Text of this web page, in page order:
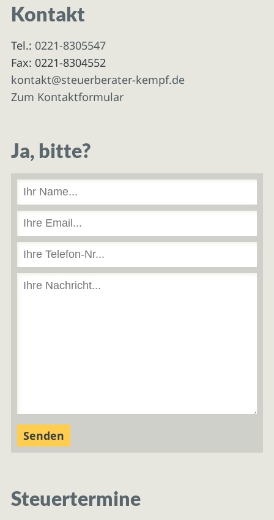
Kontakt
Tel.: 0221-8305547
Fax: 0221-8304552
kontakt@steuerberater-kempf.de
Zum Kontaktformular
Ja, bitte?
Steuertermine